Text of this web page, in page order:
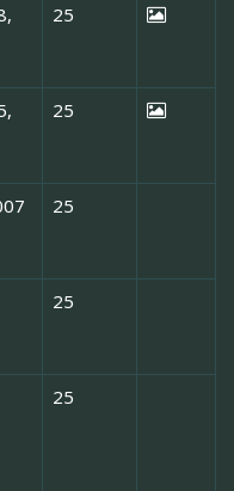
25
25
25
25
25